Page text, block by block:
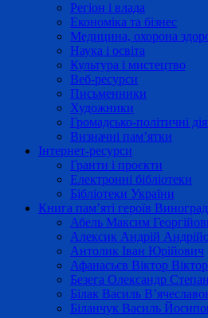
Регіон і влада
Економіка та бізнес
Медицина, охорона
Наука і освіта
Культура і мистецтво
Веб-ресурси
Письменники
Художники
Громадсько-політичні
Визначні пам’ятки
Інтернет-ресурси
Гранти і проєкти
Електронні бібліотеки
Бібліотеки України
Книга пам’яті героїв
Абель Максим
Алексик Андрій
Антолик Іван Юрійович
Афанасьєв Віктор
Безега Олександр
Білак Василь
Біланчук Василь